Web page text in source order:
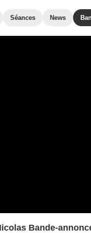
Séances News
Bande-